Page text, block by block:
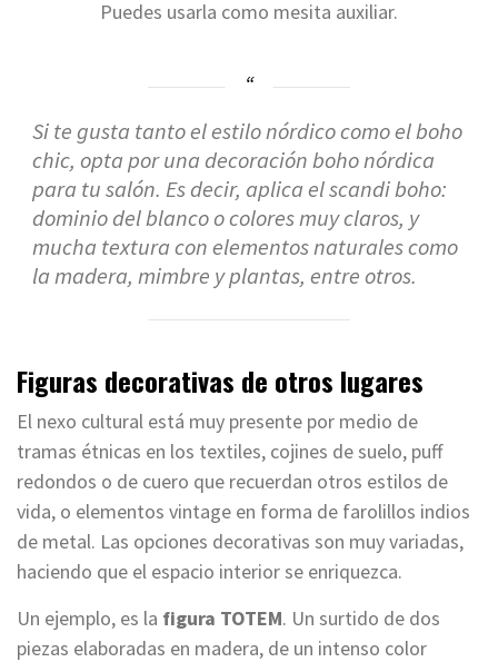
Puedes usarla como mesita auxiliar.
Si te gusta tanto el estilo nórdico como el boho
chic, opta por una decoración boho nórdica
para tu salón. Es decir, aplica el scandi boho:
dominio del blanco o colores muy claros, y
mucha textura con elementos naturales como
la madera, mimbre y plantas, entre otros.
Figuras decorativas de otros lugares
El nexo cultural está muy presente por medio de
tramas étnicas en los textiles, cojines de suelo, puff
redondos o de cuero que recuerdan otros estilos de
vida, o elementos vintage en forma de farolillos indios
de metal. Las opciones decorativas son muy variadas,
haciendo que el espacio interior se enriquezca.
Un ejemplo, es la figura TOTEM. Un surtido de dos
piezas elaboradas en madera, de un intenso color